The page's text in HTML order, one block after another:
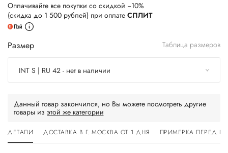
Оплачивайте все покупки со скидкой −10%
(скидка до 1 500 рублей) при оплате СПЛИТ
Размер Таблица размеров
INT S | RU 42 - нет в наличии
Данный товар закончился, но Вы можете посмотреть другие
товары из этой же категории
ДЕТАЛИ ДОСТАВКА В Г. МОСКВА ОТ 1 ДНЯ ПРИМЕРКА ПЕРЕД